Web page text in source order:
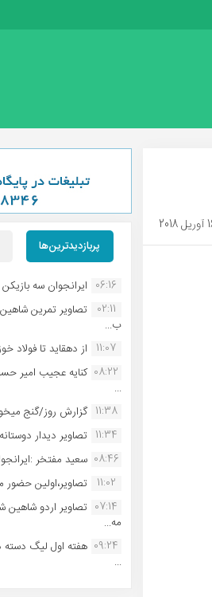
پربازدیدترین‌ها
06:16 ایرانجوان سه
02:11
تصاویر تمرین
ب...
11:07 از دهقاید تا فولاد
08:22 کنایه عجیب امیر
...
11:38 گزارش روز/گنج
11:34 تصاویر دیدار
08:46 سعید مفتخر
11:02
تصاویر،اولین حضور
07:14 تصاویر اردو
مه...
09:24 هفته اول لیگ دسته
...